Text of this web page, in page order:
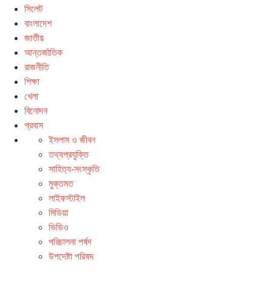
সিলেট
বাংলাদেশ
জাতীয়
আন্তর্জাতিক
রাজনীতি
শিক্ষা
খেলা
বিনোদন
প্রবাস
ইসলাম ও জীবন
তথ্যপ্রযুক্তি
সাহিত্য-সংস্কৃতি
মুক্তমত
লাইফস্টাইল
মিডিয়া
ভিডিও
পরিচালনা পর্ষদ
উপদেষ্টা পরিষদ